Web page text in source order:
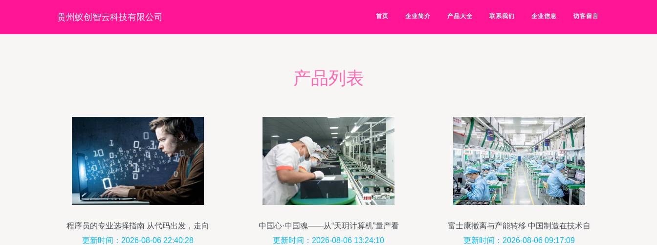
贵州蚁创智云科技有限公司 首页 企业简介 产品大全 联系我们 企业信息 访客留言
产品列表
程序员的专业选择指南 从代码出发，走向
技术开发之路
更新时间：2026-08-06 22:40:28
中国心·中国魂——从“天玥计算机”量产看
自主可控之路渐行渐宽
更新时间：2026-08-06 13:24:10
富士康撤离与产能转移 中国制造在技术自
主中的挑战与机遇
更新时间：2026-08-06 09:17:09